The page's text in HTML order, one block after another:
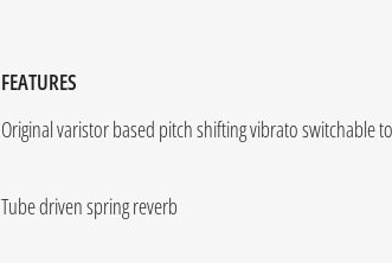
FEATURES
Original varistor based pitch shifting vibrato switchable
Tube driven spring reverb